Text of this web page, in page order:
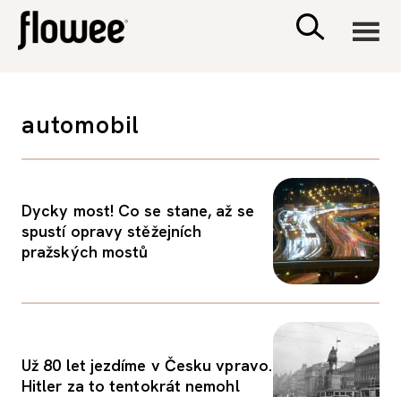
PSYCHOLOGIE
RODINA A DĚTI
PORADNA
automobil
Dycky most! Co se stane, až se
spustí opravy stěžejních
pražských mostů
Už 80 let jezdíme v Česku vpravo.
Hitler za to tentokrát nemohl